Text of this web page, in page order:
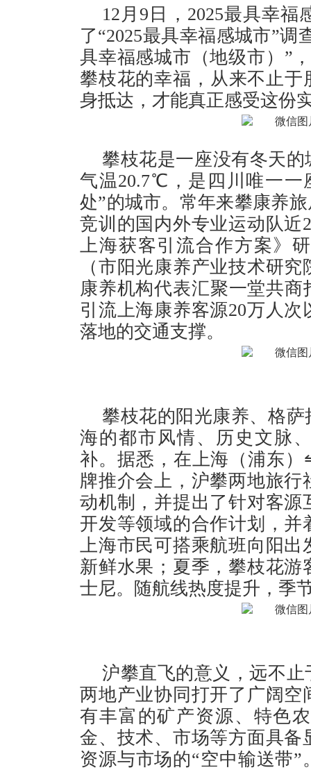
12月9日，2025最具幸
了“2025最具幸福感城市”调
具幸福感城市（地级市）”
攀枝花的幸福，从来不止于
身抵达，才能真正感受这份
攀枝花是一座没有冬天
气温20.7℃，是四川唯一一
处”的城市。常年来攀康养
竞训的国内外专业运动队近
上海获客引流合作方案》
（市阳光康养产业技术研
康养机构代表汇聚一堂共
引流上海康养客源20万人
落地的交通支撑。
攀枝花的阳光康养、格
海的都市风情、历史文脉
补。据悉，在上海（浦东
牌推介会上，沪攀两地旅
动机制，并提出了针对客
开发等领域的合作计划，
上海市民可搭乘航班向阳
新鲜水果；夏季，攀枝花
士尼。随航线热度提升，季
沪攀直飞的意义，远不
两地产业协同打开了广阔
有丰富的矿产资源、特色
金、技术、市场等方面具
资源与市场的“空中输送带